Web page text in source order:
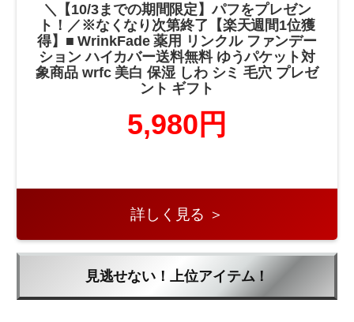
＼【10/3までの期間限定】パフをプレゼン
ト！／※なくなり次第終了【楽天週間1位獲
得】■ WrinkFade 薬用 リンクル ファンデー
ション ハイカバー送料無料 ゆうパケット対
象商品 wrfc 美白 保湿 しわ シミ 毛穴 プレゼ
ント ギフト
5,980円
詳しく見る ＞
見逃せない！上位アイテム！